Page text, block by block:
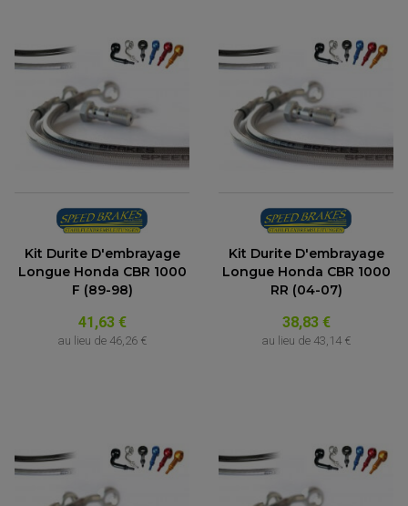
Kit Durite D'embrayage
Longue Honda CBR 1000
F (89-98)
41,63 €
au lieu de 46,26 €
Kit Durite D'embrayage
Longue Honda CBR 1000
RR (04-07)
38,83 €
au lieu de 43,14 €